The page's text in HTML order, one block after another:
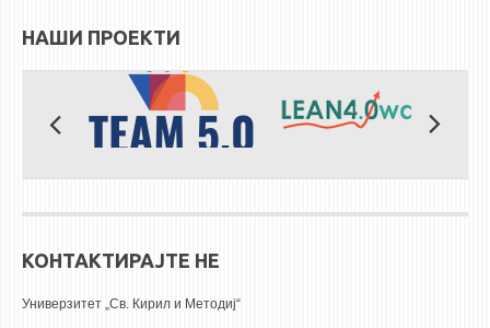
ПРАКСИ
НАШИ ПРОЕКТИ
КОНТАКТИРАЈТЕ НЕ
Универзитет „Св. Кирил и Методиј“